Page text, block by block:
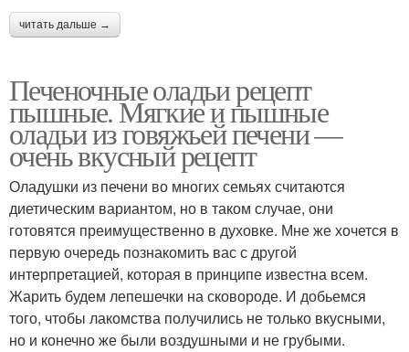
читать дальше →
Печеночные оладьи рецепт
пышные. Мягкие и пышные
оладьи из говяжьей печени —
очень вкусный рецепт
Оладушки из печени во многих семьях считаются
диетическим вариантом, но в таком случае, они
готовятся преимущественно в духовке. Мне же хочется в
первую очередь познакомить вас с другой
интерпретацией, которая в принципе известна всем.
Жарить будем лепешечки на сковороде. И добьемся
того, чтобы лакомства получились не только вкусными,
но и конечно же были воздушными и не грубыми.